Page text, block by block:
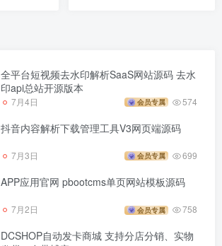
全平台短视频去水印解析SaaS网站源码 去水
印api总站开源版本
7月4日 会员专属 574
抖音内容解析下载管理工具V3网页端源码
7月3日 会员专属 699
APP应用官网 pbootcms单页网站模板源码
7月2日 会员专属 758
DCSHOP自动发卡商城 支持分店分销、实物